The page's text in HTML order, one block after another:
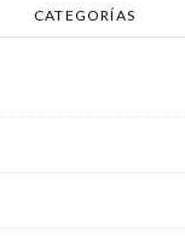
CATEGORÍAS